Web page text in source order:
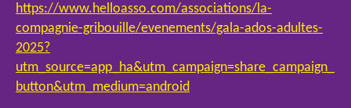
https://www.helloasso.com/associations/la-
compagnie-gribouille/evenements/gala-ados-adultes-
2025?
utm_source=app_ha&utm_campaign=share_campaign_
button&utm_medium=android